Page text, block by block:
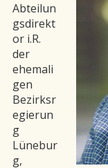
Abteilun
gsdirekt
or i.R.
der
ehemali
gen
Bezirksr
egierun
g
Lünebur
g,